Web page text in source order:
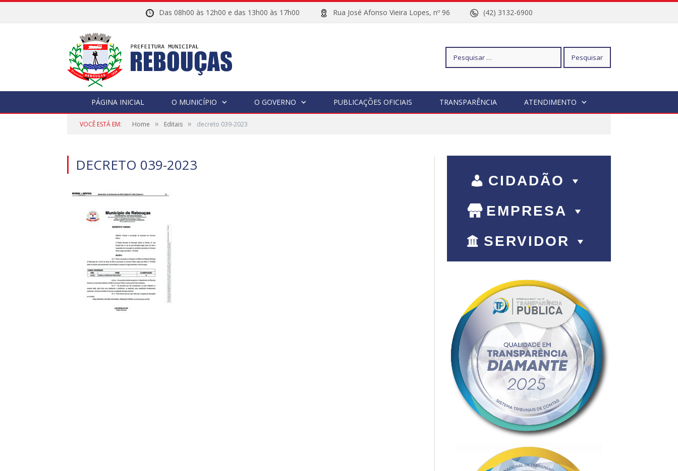
Das 08h00 às 12h00 e das 13h00 às 17h00 Rua José Afonso Vieira Lopes, nº 96 (42) 3132-6900
Pesquisar
PÁGINA INICIAL O MUNICÍPIO O GOVERNO PUBLICAÇÕES OFICIAIS TRANSPARÊNCIA ATENDIMENTO
VOCÊ ESTÁ EM: Home » Editais » decreto 039-2023
DECRETO 039-2023
CIDADÃO
EMPRESA
SERVIDOR